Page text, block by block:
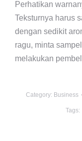
Perhatikan
Teksturnya harus
dengan sedikit
ragu, minta
melakukan
Category: Business
Tags: